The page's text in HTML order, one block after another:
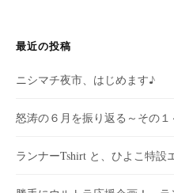
最近の投稿
ニシマチ夜市、はじめます♪
怒涛の６月を振り返る～その１
ランナーTshirt と、ひよこ特設